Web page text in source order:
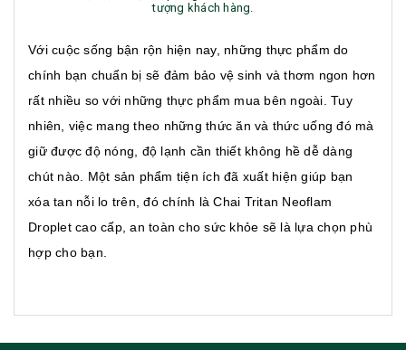
tượng khách hàng.
Với cuộc sống bận rộn hiện nay, những thực phẩm do
chính bạn chuẩn bị sẽ đảm bảo vệ sinh và thơm ngon hơn
rất nhiều so với những thực phẩm mua bên ngoài. Tuy
nhiên, việc mang theo những thức ăn và thức uống đó mà
giữ được độ nóng, độ lạnh cần thiết không hề dễ dàng
chút nào. Một sản phẩm tiện ích đã xuất hiện giúp bạn
xóa tan nỗi lo trên, đó chính là Chai Tritan Neoflam
Droplet cao cấp, an toàn cho sức khỏe sẽ là lựa chọn phù
hợp cho bạn.